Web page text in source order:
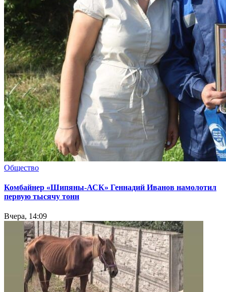
Общество
Комбайнер «Шипяны-АСК» Геннадий Иванов намолотил
первую тысячу тонн
Вчера, 14:09